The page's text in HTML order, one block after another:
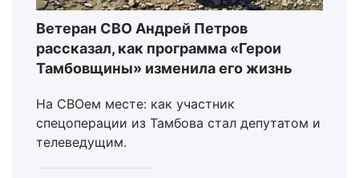
Ветеран СВО Андрей Петров
рассказал, как программа «Герои
Тамбовщины» изменила его жизнь
На СВОем месте: как участник
спецоперации из Тамбова стал депутатом и
телеведущим.